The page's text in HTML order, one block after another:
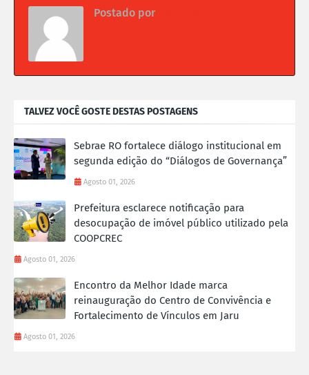
Postado por
TALVEZ VOCÊ GOSTE DESTAS POSTAGENS
Sebrae RO fortalece diálogo institucional em
segunda edição do “Diálogos de Governança”
Agosto 01, 2026
Prefeitura esclarece notificação para
desocupação de imóvel público utilizado pela
COOPCREC
Agosto 01, 2026
Encontro da Melhor Idade marca
reinauguração do Centro de Convivência e
Fortalecimento de Vínculos em Jaru
Agosto 01, 2026